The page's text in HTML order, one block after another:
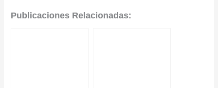
Publicaciones Relacionadas: